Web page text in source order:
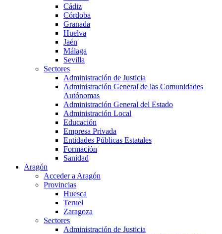
Cádiz
Córdoba
Granada
Huelva
Jaén
Málaga
Sevilla
Sectores
Administración de Justicia
Administración General de las Comunidades
Autónomas
Administración General del Estado
Administración Local
Educación
Empresa Privada
Entidades Públicas Estatales
Formación
Sanidad
Aragón
Acceder a Aragón
Provincias
Huesca
Teruel
Zaragoza
Sectores
Administración de Justicia